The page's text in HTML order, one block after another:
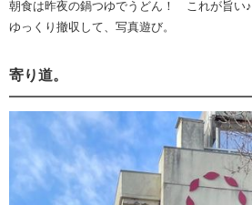
朝食は昨夜の鍋つゆでうどん！ これが旨い♪
ゆっくり撤収して、写真遊び。
寄り道。